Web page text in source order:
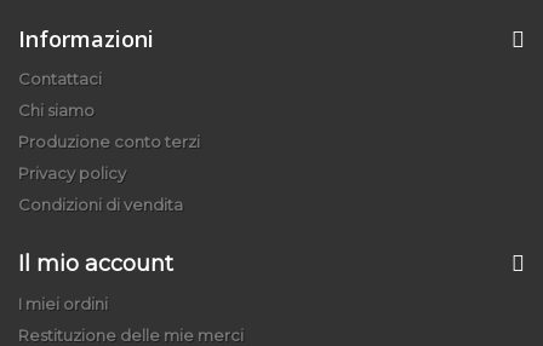
Informazioni
Contattaci
Chi siamo
Produzione conto terzi
Privacy policy
Condizioni di vendita
Il mio account
I miei ordini
Restituzione delle mie merci